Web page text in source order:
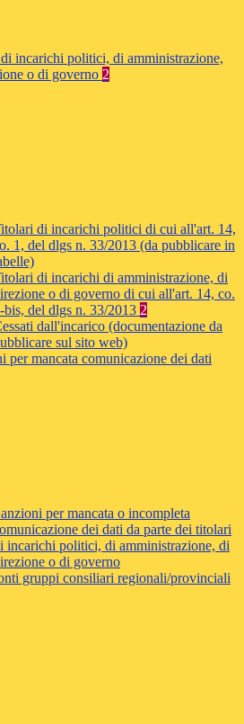
incarichi politici, di amministrazione,
o di governo 2
di incarichi politici di cui all'art. 14,
1, del dlgs n. 33/2013 (da pubblicare in
di incarichi di amministrazione, di
o di governo di cui all'art. 14, co.
bis, del dlgs n. 33/2013 2
dall'incarico (documentazione da
sul sito web)
per mancata comunicazione dei dati
per mancata o incompleta
dei dati da parte dei titolari
incarichi politici, di amministrazione, di
o di governo
gruppi consiliari regionali/provinciali